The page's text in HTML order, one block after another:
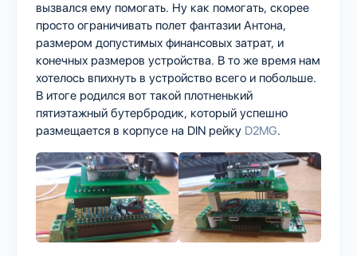
вызвался ему помогать. Ну как помогать, скорее
просто ограничивать полет фантазии Антона,
размером допустимых финансовых затрат, и
конечных размеров устройства. В то же время нам
хотелось впихнуть в устройство всего и побольше.
В итоге родился вот такой плотненький
пятиэтажный бутербродик, который успешно
размещается в корпусе на DIN рейку D2MG.